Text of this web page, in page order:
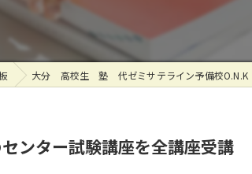
大分 高校生 塾 代ゼミサテライン予備校O.N.K
ター試験講座を全講座受講